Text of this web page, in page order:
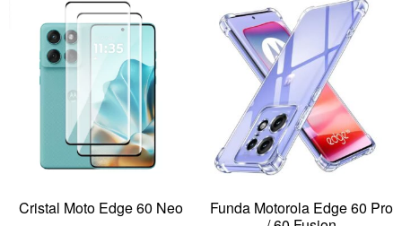
Cristal Moto Edge 60 Neo
Funda Motorola Edge 60 Pro